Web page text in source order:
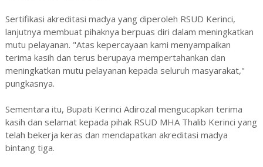
Sertifikasi akreditasi madya yang diperoleh RSUD Kerinci,
lanjutnya membuat pihaknya berpuas diri dalam meningkatkan
mutu pelayanan. "Atas kepercayaan kami menyampaikan
terima kasih dan terus berupaya mempertahankan dan
meningkatkan mutu pelayanan kepada seluruh masyarakat,"
pungkasnya.
Sementara itu, Bupati Kerinci Adirozal mengucapkan terima
kasih dan selamat kepada pihak RSUD MHA Thalib Kerinci yang
telah bekerja keras dan mendapatkan akreditasi madya
bintang tiga.